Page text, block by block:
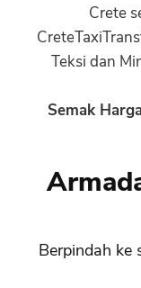
Crete
Teksi dan
Semak
Berpindah ke